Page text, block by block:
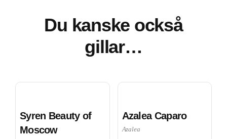
Du kanske också
gillar…
Syren Beauty of
Moscow
Azalea Caparo
Azalea